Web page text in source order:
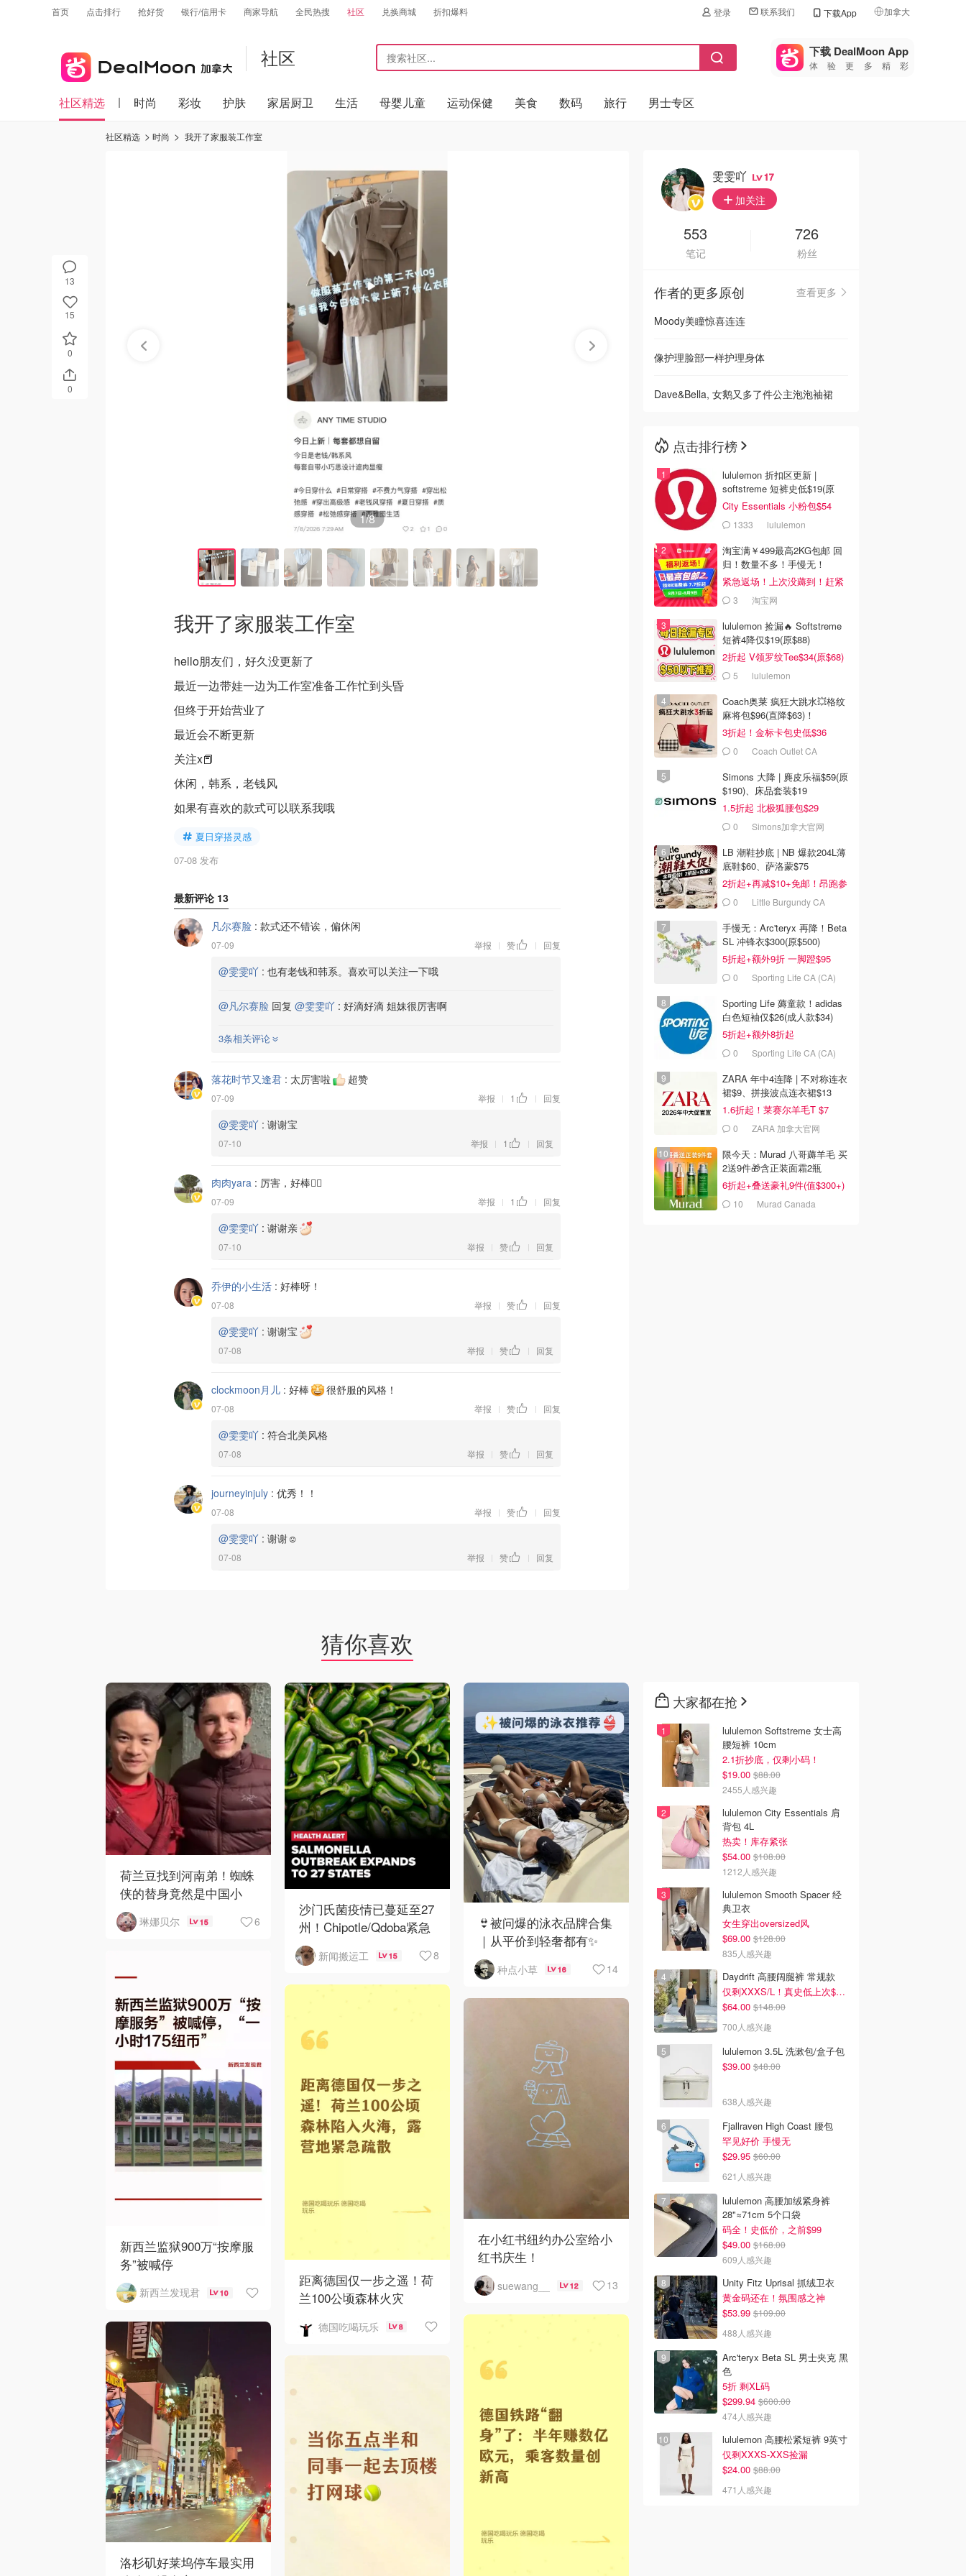
首页 点击排行 抢好货 银行/信用卡 商家导航 全民热搜 社区 兑换商城 折扣爆料 登录 联系我们 下载App 加拿大
🇺🇸
美国
🇨🇳中国
🇮🇹
🇦🇺
🇳🇿新西兰
社区 下载 DealMoon App
体验更多精彩
社区精选 时尚 彩妆 护肤 家居厨卫 生活 母婴儿童 运动保健 美食 数码 旅行 男士专区
13
15
0
0
社区精选 时尚 我开了家服装工作室
1/8
我开了家服装工作室
hello朋友们，好久没更新了
最近一边带娃一边为工作室准备工作忙到头昏
但终于开始营业了
最近会不断更新
关注x📕
休闲，韩系，老钱风
如果有喜欢的款式可以联系我哦
夏日穿搭灵感
07-08 发布
最新评论 13
凡尔赛脸 : 款式还不错诶，偏休闲
07-09 举报 | 赞 | 回复
@雯雯吖 : 也有老钱和韩系。喜欢可以关注一下哦
@凡尔赛脸 回复 @雯雯吖 : 好滴好滴 姐妹很厉害啊
3条相关评论
落花时节又逢君 : 太厉害啦 超赞
07-09 举报 | 1 | 回复
@雯雯吖 : 谢谢宝
07-10 举报 | 1 | 回复
肉肉yara : 厉害，好棒👍🏻
07-09 举报 | 1 | 回复
@雯雯吖 : 谢谢亲
07-10 举报 | 赞 | 回复
乔伊的小生活 : 好棒呀！
07-08 举报 | 赞 | 回复
@雯雯吖 : 谢谢宝
07-08 举报 | 赞 | 回复
clockmoon月儿 : 好棒 很舒服的风格！
07-08 举报 | 赞 | 回复
@雯雯吖 : 符合北美风格
07-08 举报 | 赞 | 回复
journeyinjuly : 优秀！！
07-08 举报 | 赞 | 回复
@雯雯吖 : 谢谢☺️
07-08 举报 | 赞 | 回复
猜你喜欢
荷兰豆找到河南弟！蜘蛛
侠的替身竟然是中国小
哥？！
琳娜贝尔 15 6
沙门氏菌疫情已蔓延至27
州！Chipotle/Qdoba紧急
下架辣椒
新闻搬运工 15 8
👙被问爆的泳衣品牌合集
｜从平价到轻奢都有✨
种点小草 16 14
新西兰监狱900万“按摩服
务”被喊停
新西兰发现君 10
距离德国仅一步之遥！荷
兰100公顷森林火灾
德国吃喝玩乐 8
在小红书纽约办公室给小
红书庆生！
suewang__ 12 13
洛杉矶好莱坞停车最实用
雯雯吖 17
加关注
553
笔记
726
粉丝
作者的更多原创
查看更多
Moody美瞳惊喜连连
像护理脸部一样护理身体
Dave&Bella, 女鹅又多了件公主泡泡袖裙
点击排行榜
lululemon 折扣区更新 |
softstreme 短裤史低$19(原
$88)
City Essentials 小粉包$54
1333 lululemon
淘宝满￥499最高2KG包邮 回
归！数量不多！手慢无！
紧急返场！上次没薅到！赶紧
冲 3 淘宝网
lululemon 捡漏🔥 Softstreme
短裤4降仅$19(原$88)
2折起 V领罗纹Tee$34(原$68)
5 lululemon
Coach奥莱 疯狂大跳水💥格纹
麻将包$96(直降$63)！
3折起！金标卡包史低$36
0 Coach Outlet CA
Simons 大降 | 麂皮乐福$59(原
$190)、床品套装$19
1.5折起 北极狐腰包$29
0 Simons加拿大官网
LB 潮鞋抄底 | NB 爆款204L薄
底鞋$60、萨洛蒙$75
2折起+再减$10+免邮！昂跑参
加 0
Little Burgundy CA
手慢无：Arc'teryx 再降！Beta
SL 冲锋衣$300(原$500)
5折起+额外9折 一脚蹬$95
0 Sporting Life CA (CA)
Sporting Life 薅童款！adidas
白色短袖仅$26(成人款$34)
5折起+额外8折起
0 Sporting Life CA (CA)
ZARA 年中4连降 | 不对称连衣
裙$9、拼接波点连衣裙$13
1.6折起！莱赛尔羊毛T $7
0 ZARA 加拿大官网
限今天：Murad 八哥薅羊毛 买
2送9件🎁含正装面霜2瓶
6折起+叠送豪礼9件(值$300+)
10 Murad Canada
大家都在抢
lululemon Softstreme 女士高
腰短裤 10cm
2.1折抄底，仅剩小码！
$19.00 $88.00
2455人感兴趣
lululemon City Essentials 肩
背包 4L
热卖！库存紧张
$54.00 $108.00
1212人感兴趣
lululemon Smooth Spacer 经
典卫衣
女生穿出oversized风
$69.00 $128.00
835人感兴趣
Daydrift 高腰阔腿裤 常规款
仅剩XXXS/L！真史低上次$114
$64.00 $148.00
700人感兴趣
lululemon 3.5L 洗漱包/盒子包
$39.00 $48.00
638人感兴趣
Fjallraven High Coast 腰包
罕见好价 手慢无
$29.95 $60.00
621人感兴趣
lululemon 高腰加绒紧身裤
28"≈71cm 5个口袋
码全！史低价，之前$99
$49.00 $168.00
609人感兴趣
Unity Fitz Uprisal 抓绒卫衣
黄金码还在！氛围感之神
$53.99 $109.00
488人感兴趣
Arc'teryx Beta SL 男士夹克 黑
色
5折 剩XL码
$299.94 $600.00
474人感兴趣
lululemon 高腰松紧短裤 9英寸
仅剩XXXS-XXS捡漏
$24.00 $88.00
471人感兴趣